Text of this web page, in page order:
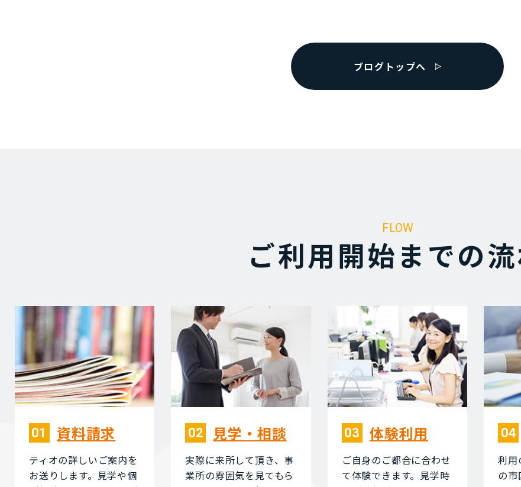
ブログトップへ
FLOW
ご利⽤開始までの
01 資料請求
ティオの詳しいご案内を
お送りします。⾒学や個
02 ⾒学・相談
実際に来所して頂き、事
業所の雰囲気を⾒てもら
03 体験利⽤
ご⾃⾝のご都合に合わせ
て体験できます。⾒学時
04
利⽤
の市